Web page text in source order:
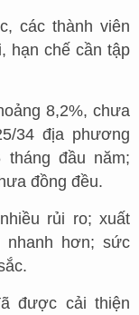
các thành viên
hạn chế cần tập
8,2%, chưa
34 địa phương
đầu năm;
đồng đều.
rủi ro; xuất
nhanh hơn; sức
được cải thiện